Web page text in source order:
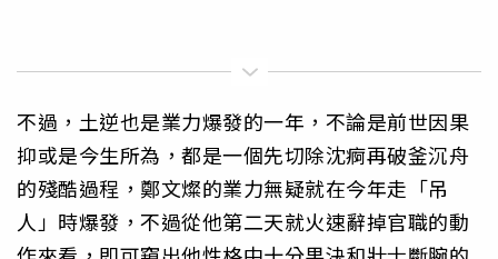
不過，土逆也是業力爆發的一年，不論是前世因果
抑或是今生所為，都是一個先切除沈痾再破釜沉舟
的殘酷過程，鄭文燦的業力無疑就在今年走「吊
人」時爆發，不過從他第二天就火速辭掉官職的動